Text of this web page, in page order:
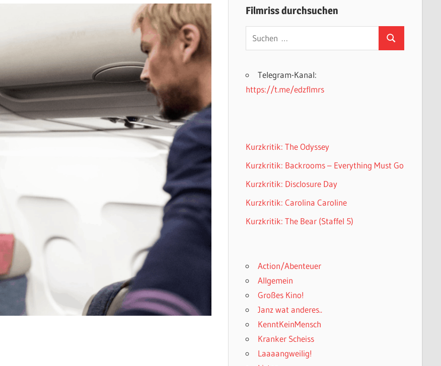
Filmriss durchsuchen
Suchen
nach:
Suchen
Telegram-Kanal:
https://t.me/edzflmrs
Kurzkritik: The Odyssey
Kurzkritik: Backrooms – Everything Must Go
Kurzkritik: Disclosure Day
Kurzkritik: Carolina Caroline
Kurzkritik: The Bear (Staffel 5)
Action/Abenteuer
Allgemein
Großes Kino!
Janz wat anderes..
KenntKeinMensch
Kranker Scheiss
Laaaangweilig!